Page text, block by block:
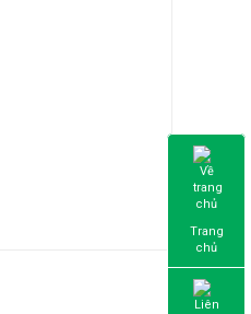
Trang
chủ